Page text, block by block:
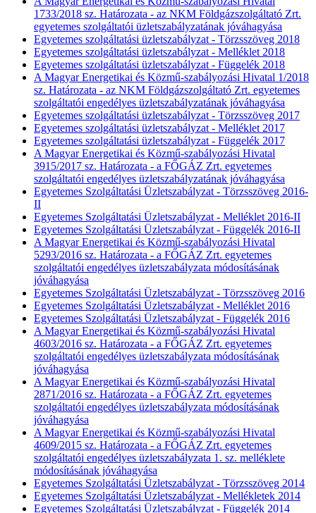
1733/2018 sz. Határozata - az NKM Földgázszolgáltató Zrt.
egyetemes szolgáltatói üzletszabályzatának jóváhagyása
Egyetemes szolgáltatási üzletszabályzat - Törzsszöveg 2018
Egyetemes szolgáltatási üzletszabályzat - Melléklet 2018
Egyetemes szolgáltatási üzletszabályzat - Függelék 2018
A Magyar Energetikai és Közmű-szabályozási Hivatal 1/2018
sz. Határozata - az NKM Földgázszolgáltató Zrt. egyetemes
szolgáltatói engedélyes üzletszabályzatának jóváhagyása
Egyetemes szolgáltatási üzletszabályzat - Törzsszöveg 2017
Egyetemes szolgáltatási üzletszabályzat - Melléklet 2017
Egyetemes szolgáltatási üzletszabályzat - Függelék 2017
A Magyar Energetikai és Közmű-szabályozási Hivatal
3915/2017 sz. Határozata - a FŐGÁZ Zrt. egyetemes
szolgáltatói engedélyes üzletszabályzatának jóváhagyása
Egyetemes Szolgáltatási Üzletszabályzat - Törzsszöveg 2016-
II
Egyetemes Szolgáltatási Üzletszabályzat - Melléklet 2016-II
Egyetemes Szolgáltatási Üzletszabályzat - Függelék 2016-II
A Magyar Energetikai és Közmű-szabályozási Hivatal
5293/2016 sz. Határozata - a FŐGÁZ Zrt. egyetemes
szolgáltatói engedélyes üzletszabályzata módosításának
jóváhagyása
Egyetemes Szolgáltatási Üzletszabályzat - Törzsszöveg 2016
Egyetemes Szolgáltatási Üzletszabályzat - Melléklet 2016
Egyetemes Szolgáltatási Üzletszabályzat - Függelék 2016
A Magyar Energetikai és Közmű-szabályozási Hivatal
4603/2016 sz. Határozata - a FŐGÁZ Zrt. egyetemes
szolgáltatói engedélyes üzletszabályzata módosításának
jóváhagyása
A Magyar Energetikai és Közmű-szabályozási Hivatal
2871/2016 sz. Határozata - a FŐGÁZ Zrt. egyetemes
szolgáltatói engedélyes üzletszabályzata módosításának
jóváhagyása
A Magyar Energetikai és Közmű-szabályozási Hivatal
4609/2015 sz. Határozata - a FŐGÁZ Zrt. egyetemes
szolgáltatói engedélyes üzletszabályzata 1. sz. melléklete
módosításának jóváhagyása
Egyetemes Szolgáltatási Üzletszabályzat - Törzsszöveg 2014
Egyetemes Szolgáltatási Üzletszabályzat - Mellékletek 2014
Egyetemes Szolgáltatási Üzletszabályzat - Függelék 2014